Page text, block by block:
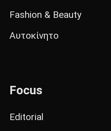
Fashion & Beauty
Αυτοκίνητο
Focus
Editorial